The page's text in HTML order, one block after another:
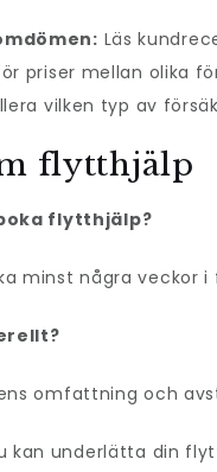
Läs
priser mellan olika
vilken typ av
flytthjälp
flytthjälp?
minst några veckor
omfattning och
kan underlätta din